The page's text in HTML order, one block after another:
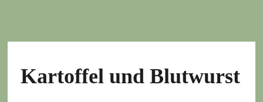
Kartoffel und Blutwurst